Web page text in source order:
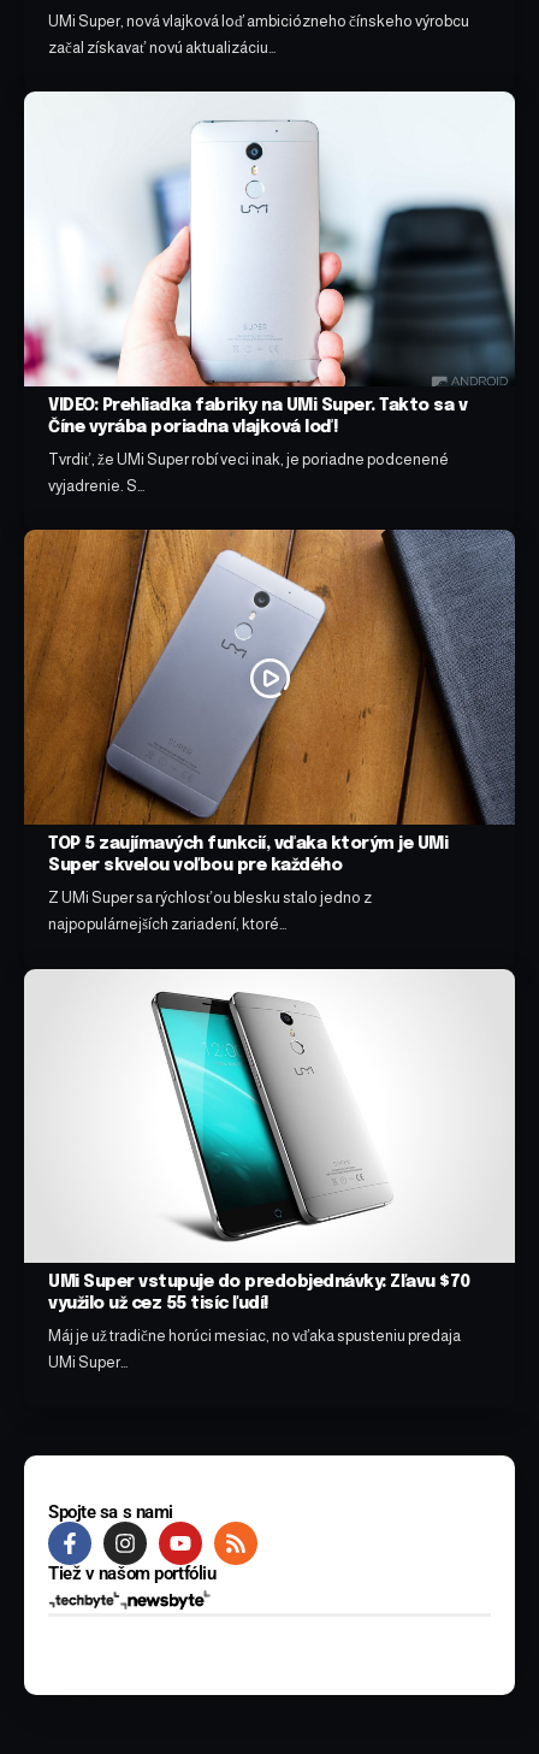
UMi Super, nová vlajková loď ambiciózneho čínskeho výrobcu
začal získavať novú aktualizáciu…
VIDEO: Prehliadka fabriky na UMi Super. Takto sa v
Číne vyrába poriadna vlajková loď!
Tvrdiť, že UMi Super robí veci inak, je poriadne podcenené
vyjadrenie. S…
TOP 5 zaujímavých funkcií, vďaka ktorým je UMi
Super skvelou voľbou pre každého
Z UMi Super sa rýchlosťou blesku stalo jedno z
najpopulárnejších zariadení, ktoré…
UMi Super vstupuje do predobjednávky: Zľavu $70
využilo už cez 55 tisíc ľudí!
Máj je už tradične horúci mesiac, no vďaka spusteniu predaja
UMi Super…
Spojte sa s nami
Tiež v našom portfóliu